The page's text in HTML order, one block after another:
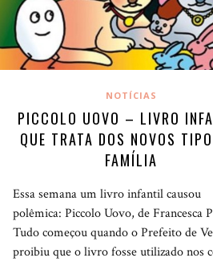
NOTÍCIAS
PICCOLO UOVO – LIVRO
QUE TRATA DOS NOVOS
FAMÍLIA
Essa semana um livro infantil causou
polêmica: Piccolo Uovo, de Francesca
Tudo começou quando o Prefeito de
proibiu que o livro fosse utilizado nos